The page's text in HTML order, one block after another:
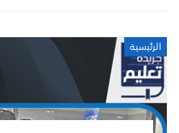
الرئيسية